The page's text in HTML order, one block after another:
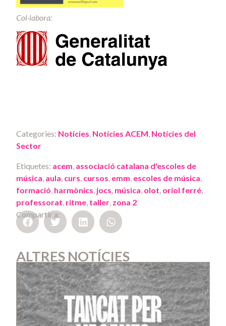
Col·labora:
Categories: Notícies, Notícies ACEM, Notícies del
Sector
Etiquetes: acem, associació catalana d'escoles de
música, aula, curs, cursos, emm, escoles de música,
formació, harmònics, jocs, música, olot, oriol ferré,
professorat, ritme, taller, zona 2
Compartir a:
ALTRES NOTÍCIES